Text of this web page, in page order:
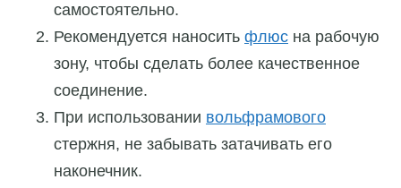
самостоятельно.
Рекомендуется наносить флюс на рабочую
зону, чтобы сделать более качественное
соединение.
При использовании вольфрамового
стержня, не забывать затачивать его
наконечник.